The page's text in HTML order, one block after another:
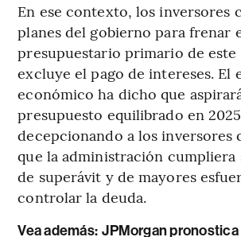
En ese contexto, los inversores
planes del gobierno para frenar
presupuestario primario de este
excluye el pago de intereses. El
económico ha dicho que
presupuesto equilibrado en
decepcionando a los inversores
que la administración cumpliera
de superávit y de mayores
controlar la deuda.
Vea además: JPMorgan